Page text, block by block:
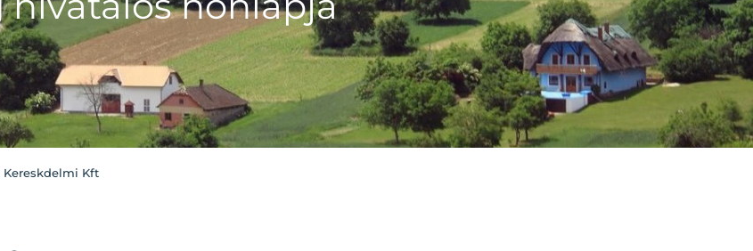
Kereskdelmi Kft